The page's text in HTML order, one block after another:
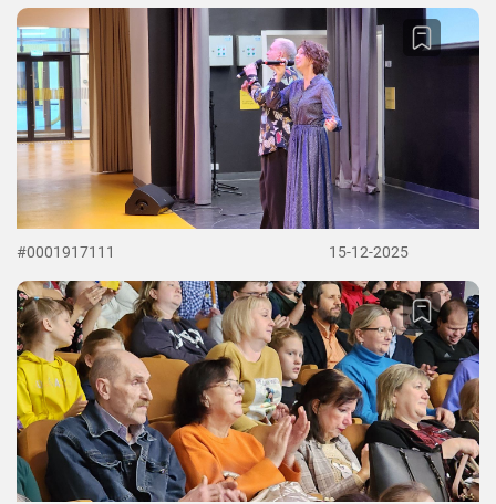
#0001917111 15-12-2025